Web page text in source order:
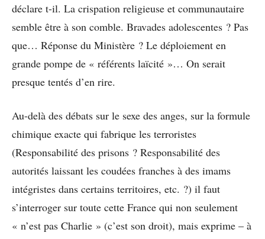
déclare t-il. La crispation religieuse et communautaire
semble être à son comble. Bravades adolescentes ? Pas
que… Réponse du Ministère ? Le déploiement en
grande pompe de « référents laïcité »… On serait
presque tentés d’en rire.
Au-delà des débats sur le sexe des anges, sur la formule
chimique exacte qui fabrique les terroristes
(Responsabilité des prisons ? Responsabilité des
autorités laissant les coudées franches à des imams
intégristes dans certains territoires, etc. ?) il faut
s’interroger sur toute cette France qui non seulement
« n’est pas Charlie » (c’est son droit), mais exprime – à